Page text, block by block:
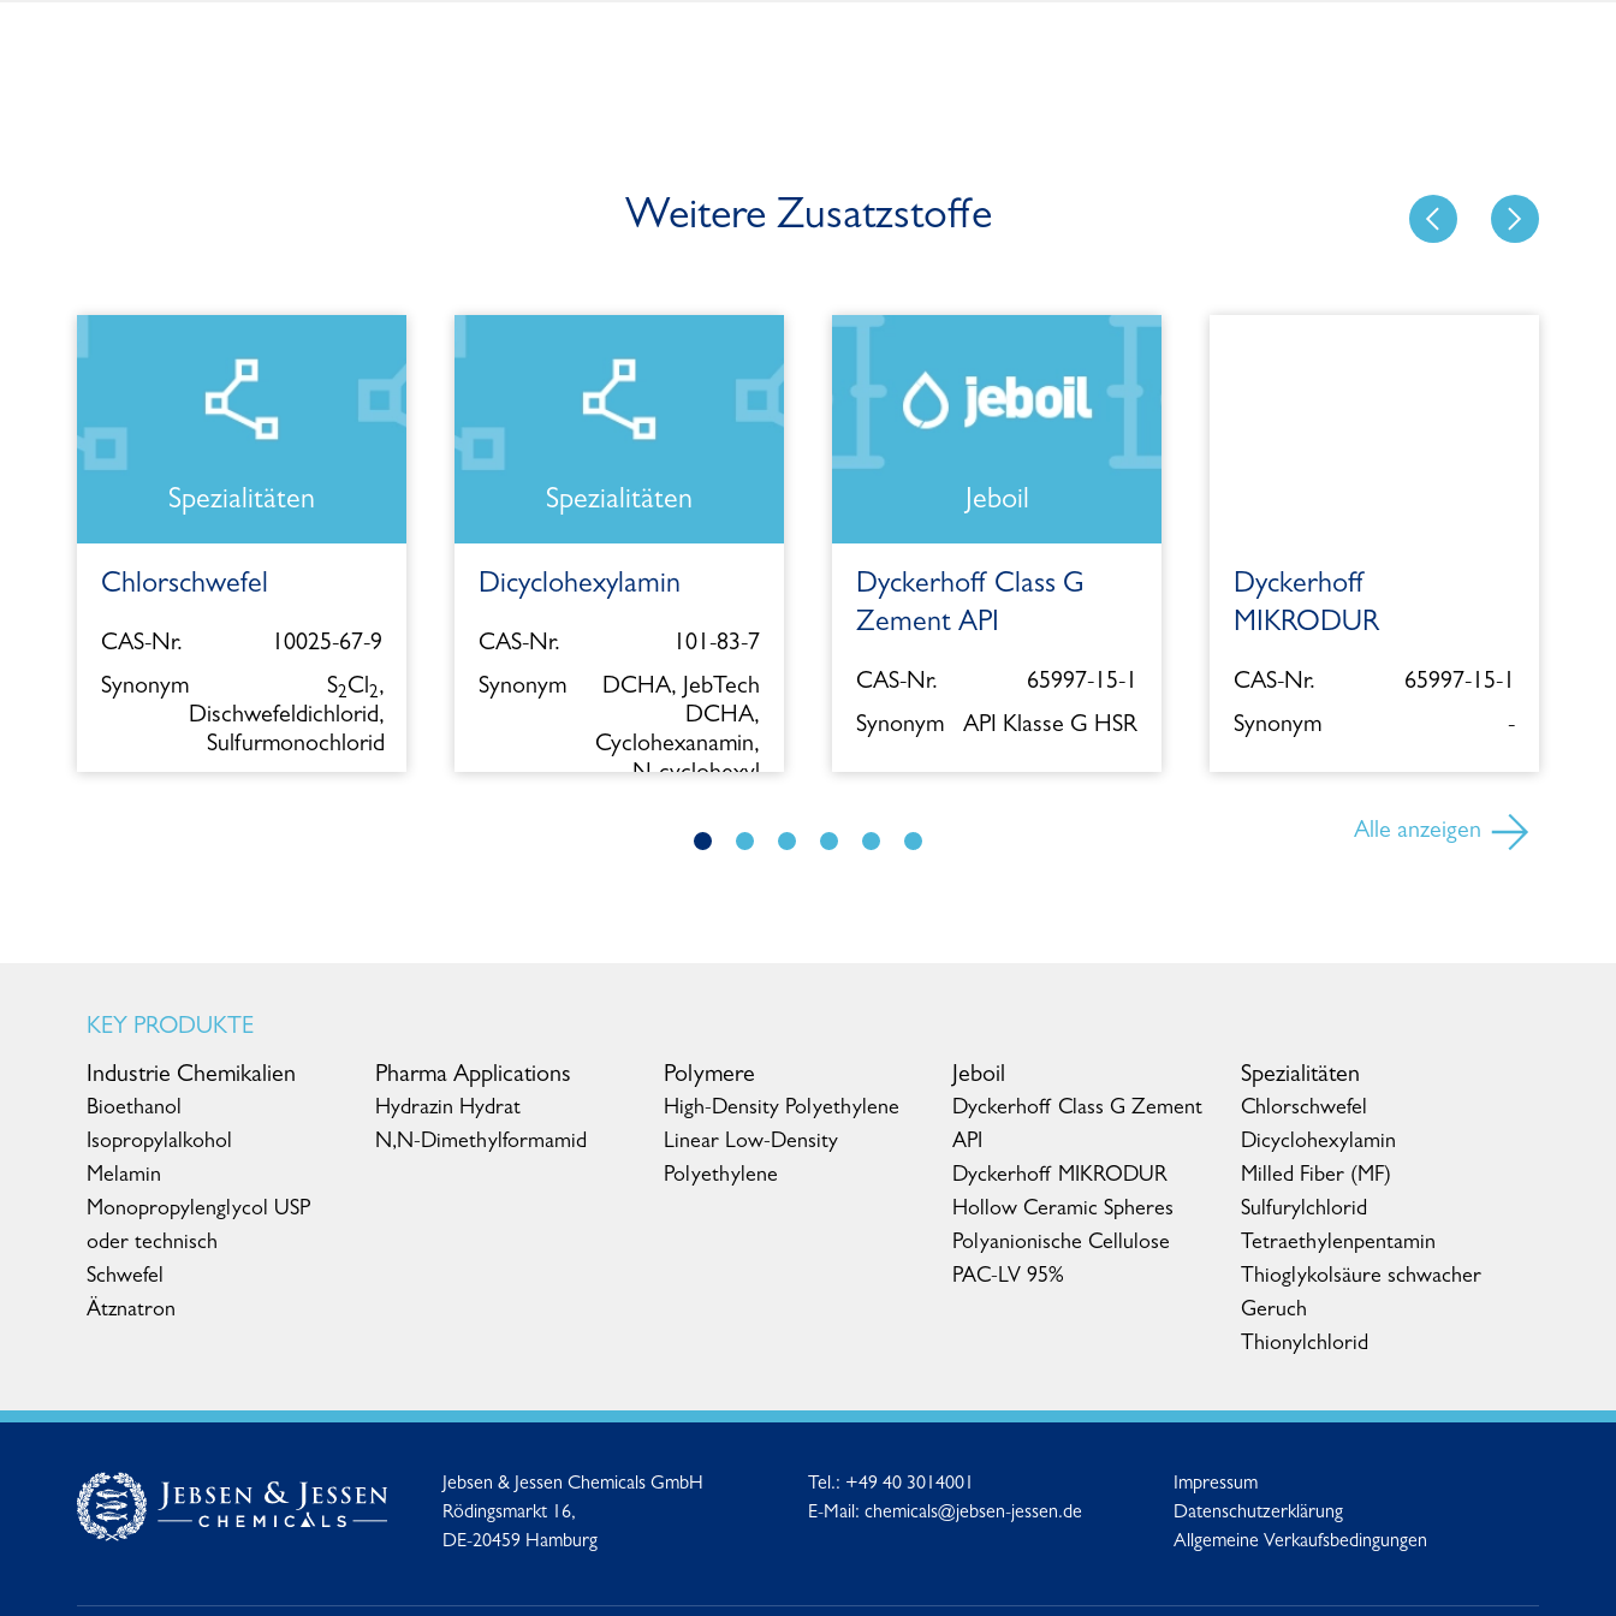
Weitere Zusatzstoffe
Spezialitäten
Chlorschwefel
CAS-Nr.
10025-67-9
Synonym
S2Cl2,
Dischwefeldichlorid,
Sulfurmonochlorid
Spezialitäten
Dicyclohexylamin
CAS-Nr.
101-83-7
Synonym
DCHA, JebTech
DCHA,
Cyclohexanamin,
N-cyclohexyl
Jeboil
Dyckerhoff Class G
Zement API
CAS-Nr.
65997-15-1
Synonym
API Klasse G HSR
Dyckerhoff
MIKRODUR
CAS-Nr.
65997-15-1
Synonym
-
Alle anzeigen
KEY PRODUKTE
Industrie Chemikalien
Bioethanol
Isopropylalkohol
Melamin
Monopropylenglycol USP
oder technisch
Schwefel
Ätznatron
Pharma Applications
Hydrazin Hydrat
N,N-Dimethylformamid
Polymere
High-Density Polyethylene
Linear Low-Density
Polyethylene
Jeboil
Dyckerhoff Class G Zement
API
Dyckerhoff MIKRODUR
Hollow Ceramic Spheres
Polyanionische Cellulose
PAC-LV 95%
Spezialitäten
Chlorschwefel
Dicyclohexylamin
Milled Fiber (MF)
Sulfurylchlorid
Tetraethylenpentamin
Thioglykolsäure schwacher
Geruch
Thionylchlorid
Jebsen & Jessen Chemicals GmbH
Rödingsmarkt 16,
DE-20459 Hamburg
Tel.: +49 40 3014001
E-Mail: chemicals@jebsen-jessen.de
Impressum
Datenschutzerklärung
Allgemeine Verkaufsbedingungen